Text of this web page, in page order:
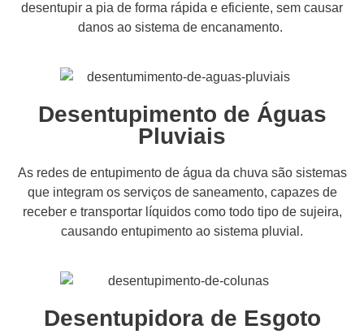
desentupir a pia de forma rápida e eficiente, sem causar
danos ao sistema de encanamento.
Desentupimento de Águas
Pluviais
As redes de entupimento de água da chuva são sistemas
que integram os serviços de saneamento, capazes de
receber e transportar líquidos como todo tipo de sujeira,
causando entupimento ao sistema pluvial.
Desentupidora de Esgoto